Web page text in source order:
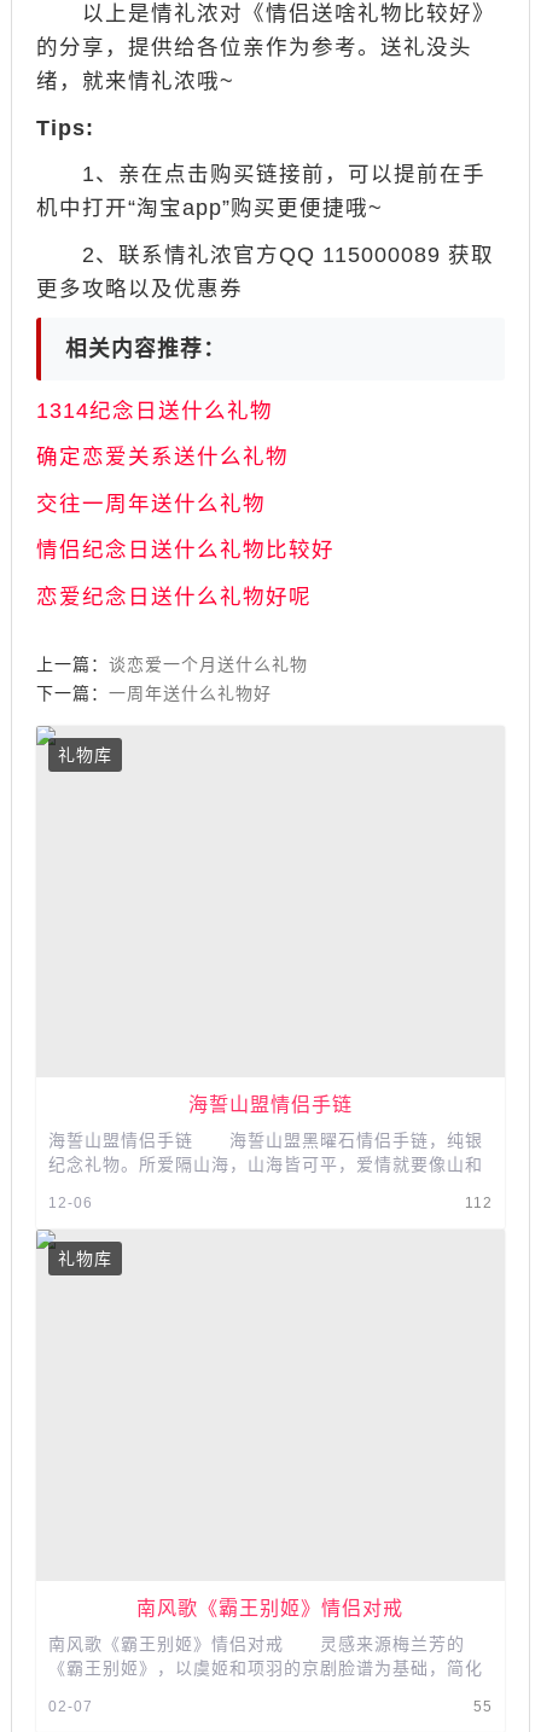
以上是情礼浓对《情侣送啥礼物比较好》
的分享，提供给各位亲作为参考。送礼没头
绪，就来情礼浓哦~
Tips:
1、亲在点击购买链接前，可以提前在手
机中打开“淘宝app”购买更便捷哦~
2、联系情礼浓官方QQ 115000089 获取
更多攻略以及优惠券
相关内容推荐：
1314纪念日送什么礼物
确定恋爱关系送什么礼物
交往一周年送什么礼物
情侣纪念日送什么礼物比较好
恋爱纪念日送什么礼物好呢
上一篇： 谈恋爱一个月送什么礼物
下一篇： 一周年送什么礼物好
礼物库
​​​​​​​海誓山盟情侣手链
海誓山盟情侣手链 海誓山盟黑曜石情侣手链，纯银
纪念礼物。所爱隔山海，山海皆可平，爱情就要像山和
112
12-06
礼物库
南风歌《霸王别姬》情侣对戒
南风歌《霸王别姬》情侣对戒 灵感来源梅兰芳的
《霸王别姬》，以虞姬和项羽的京剧脸谱为基础，简化
55
02-07